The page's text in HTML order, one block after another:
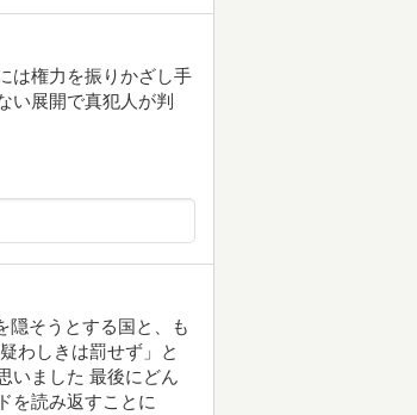
は権力を振りかざし手
い展開で真犯人が判
隠そうとする国と、も
わしきは罰せず」と
いました 最後にどん
を読み返すことに